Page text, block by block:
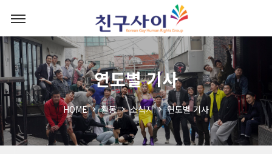
연도별 기사
HOME 활동 소식지 연도별 기사